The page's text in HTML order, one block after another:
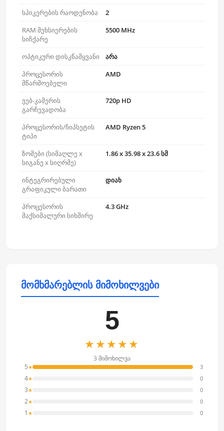
სპიკერების რაოდენობა
2
RAM მეხსიერების
სიჩქარე
5500 MHz
ოპტიკური დისკწამყვანი
არა
პროცესორის
მწარმოებელი
AMD
ვებ-კამერის
გარჩევადობა
720p HD
პროცესორის/ჩიპსეტის
ტიპი
AMD Ryzen 5
ზომები (სიმაღლე x
სიგანე x სიღრმე)
1.86 x 35.98 x 23.6 სმ
ინტეგრირებული
გრაფიკული ბარათი
დიახ
პროცესორის
მაქსიმალური სიხშირე
4.3 GHz
მომხმარებლის მიმოხილვები
5
★★★★★
3 მიმოხილვა
5★ 3
4★ 0
3★ 0
2★ 0
1 ★ 0